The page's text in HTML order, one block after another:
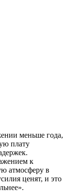
меньше года,
плату
к
атмосферу в
ценят, и это